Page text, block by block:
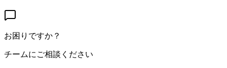
お困りですか？
チームにご相談ください